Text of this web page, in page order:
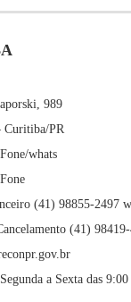
989
Curitiba/PR
whats
(41) 98855-2497
(41)
a Sexta das 9:00